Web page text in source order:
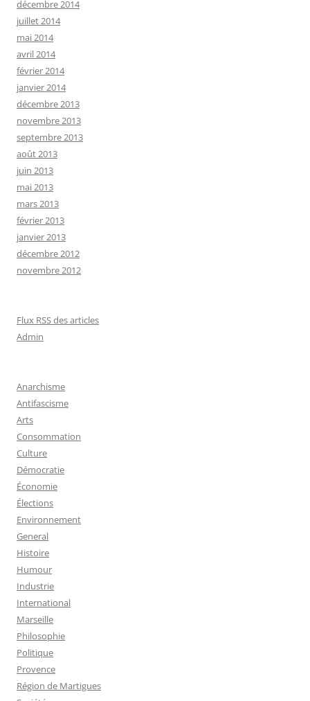
décembre 2014
juillet 2014
mai 2014
avril 2014
février 2014
janvier 2014
décembre 2013
novembre 2013
septembre 2013
août 2013
juin 2013
mai 2013
mars 2013
février 2013
janvier 2013
décembre 2012
novembre 2012
Flux RSS des articles
Admin
Anarchisme
Antifascisme
Arts
Consommation
Culture
Démocratie
Économie
Élections
Environnement
General
Histoire
Humour
Industrie
International
Marseille
Philosophie
Politique
Provence
Région de Martigues